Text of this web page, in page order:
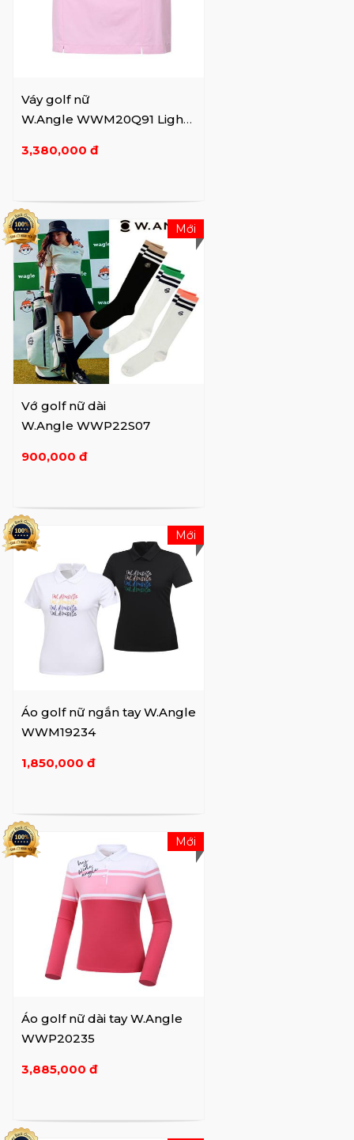
Váy golf nữ
W.Angle WWM20Q91 Light
3,380,000 đ
Vớ golf nữ dài
W.Angle WWP22S07
900,000 đ
Mới
Áo golf nữ ngắn tay W.Angle
WWM19234
1,850,000 đ
Mới
Áo golf nữ dài tay W.Angle
WWP20235
3,885,000 đ
Mới